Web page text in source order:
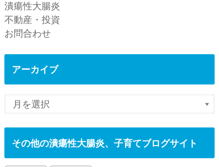
潰瘍性大腸炎
不動産・投資
お問合わせ
アーカイブ
その他の潰瘍性大腸炎、子育てブログサイト